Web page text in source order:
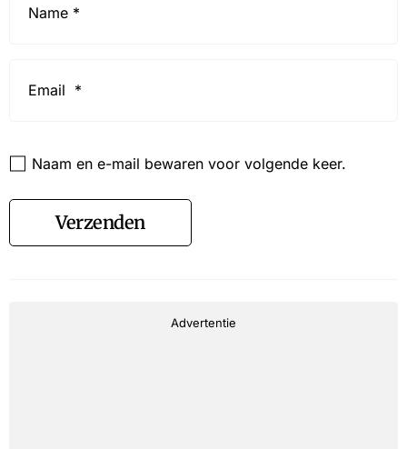
Naam en e-mail bewaren voor volgende keer.
Verzenden
Advertentie